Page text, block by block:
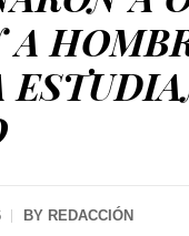
BY REDACCIÓN